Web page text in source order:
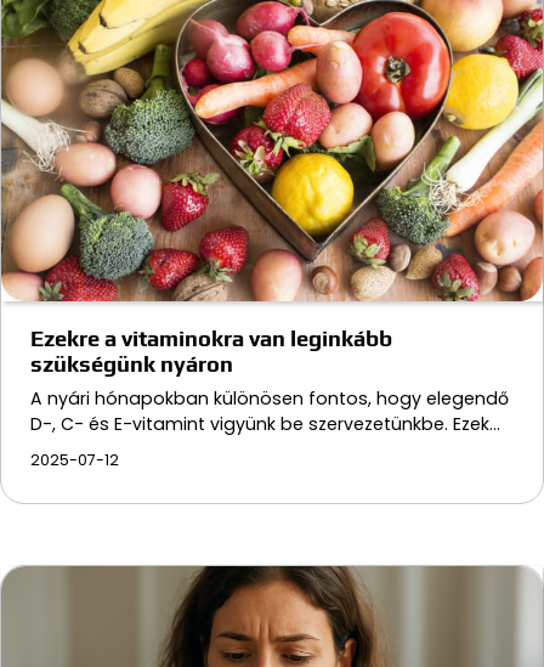
Ezekre a vitaminokra van leginkább
szükségünk nyáron
A nyári hónapokban különösen fontos, hogy elegendő
D-, C- és E-vitamint vigyünk be szervezetünkbe. Ezek…
2025-07-12